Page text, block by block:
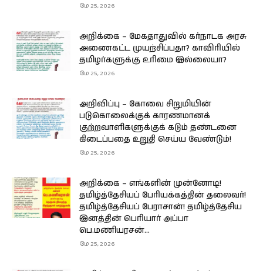
மே 25, 2026
அறிக்கை – மேகதாதுவில் கர்நாடக அரசு
அணைகட்ட முயற்சிப்பதா? காவிரியில்
தமிழர்களுக்கு உரிமை இல்லையா?
மே 25, 2026
அறிவிப்பு – கோவை சிறுமியின்
படுகொலைக்குக் காரணமானக்
குற்றவாளிகளுக்குக் கடும் தண்டனை
கிடைப்பதை உறுதி செய்ய வேண்டும்!
மே 25, 2026
அறிக்கை – எங்களின் முன்னோடி!
தமிழ்த்தேசியப் பேரியக்கத்தின் தலைவர்!
தமிழ்த்தேசியப் பேராசான்! தமிழ்த்தேசிய
இனத்தின் பெரியார் அப்பா
பெ.மணியரசன்...
மே 25, 2026